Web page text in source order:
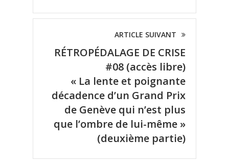
ARTICLE SUIVANT
RÉTROPÉDALAGE DE CRISE
#08 (accès libre)
« La lente et poignante
décadence d’un Grand Prix
de Genève qui n’est plus
que l’ombre de lui-même »
(deuxième partie)